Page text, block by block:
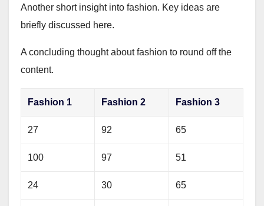
Another short insight into fashion. Key ideas are
briefly discussed here.
A concluding thought about fashion to round off the
content.
Fashion 1 Fashion 2 Fashion 3
27 92 65
100 97 51
24 30 65